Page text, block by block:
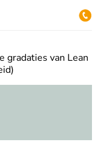
gradaties van Lean